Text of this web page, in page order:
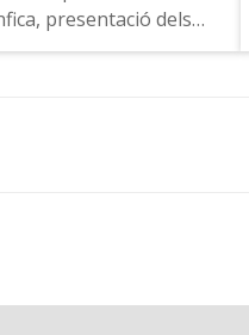
presentació dels
la tertúlia i entrevista